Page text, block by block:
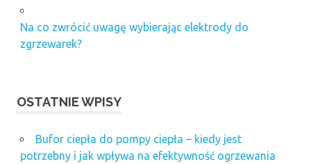
Na co zwrócić uwagę wybierając elektrody do
zgrzewarek?
OSTATNIE WPISY
Bufor ciepła do pompy ciepła – kiedy jest
potrzebny i jak wpływa na efektywność ogrzewania